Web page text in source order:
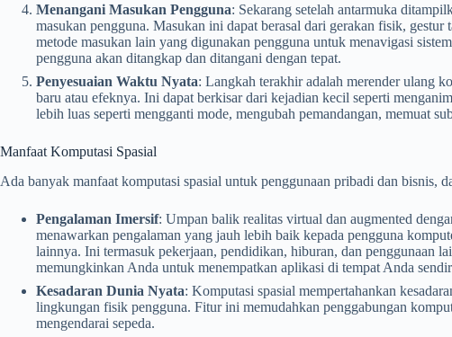
Menangani Masukan Pengguna: Sekarang setelah antarmuka
masukan pengguna. Masukan ini dapat berasal dari gerakan fisik, gestur
metode masukan lain yang digunakan pengguna untuk menavigasi
pengguna akan ditangkap dan ditangani dengan tepat.
Penyesuaian Waktu Nyata: Langkah terakhir adalah merender ulang
baru atau efeknya. Ini dapat berkisar dari kejadian kecil seperti
lebih luas seperti mengganti mode, mengubah pemandangan, memuat
Manfaat Komputasi Spasial
Ada banyak manfaat komputasi spasial untuk penggunaan pribadi dan bisnis,
Pengalaman Imersif: Umpan balik realitas virtual dan augmented
menawarkan pengalaman yang jauh lebih baik kepada pengguna
lainnya. Ini termasuk pekerjaan, pendidikan, hiburan, dan penggunaan
memungkinkan Anda untuk menempatkan aplikasi di tempat Anda
Kesadaran Dunia Nyata: Komputasi spasial mempertahankan
lingkungan fisik pengguna. Fitur ini memudahkan penggabungan
mengendarai sepeda.